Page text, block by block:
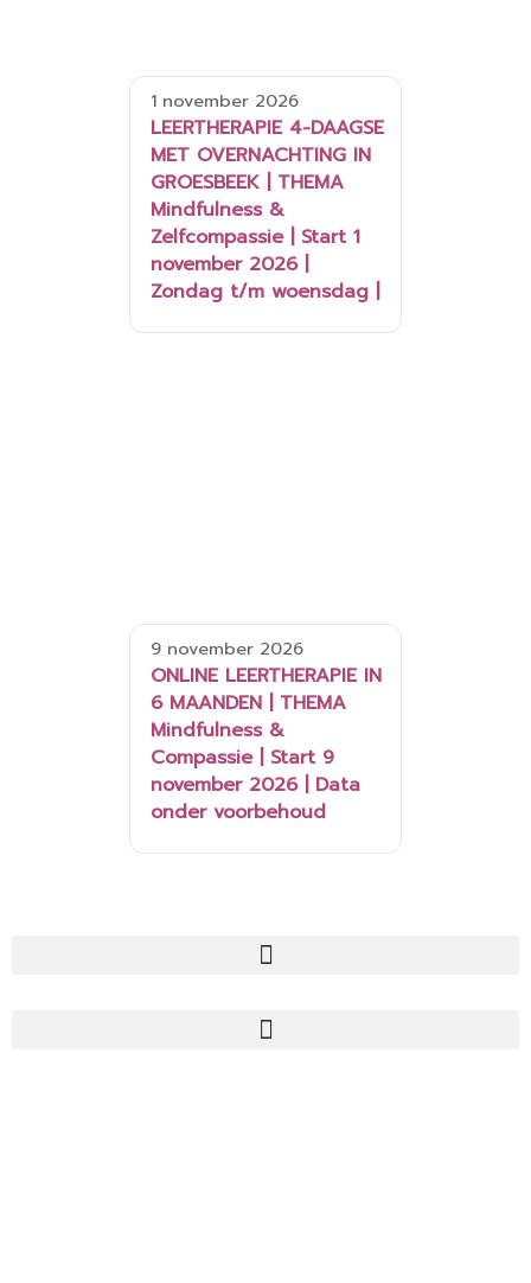
1 november 2026
LEERTHERAPIE 4-DAAGSE
MET OVERNACHTING IN
GROESBEEK | THEMA
Mindfulness &
Zelfcompassie | Start 1
november 2026 |
Zondag t/m woensdag |
9 november 2026
ONLINE LEERTHERAPIE IN
6 MAANDEN | THEMA
Mindfulness &
Compassie | Start 9
november 2026 | Data
onder voorbehoud